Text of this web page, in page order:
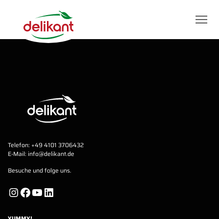
Telefon: +49 4101 3706432
E-Mail: info@delikant.de
Besuche und folge uns.
InstagramFacebook YouTube LinkedIn